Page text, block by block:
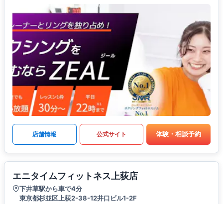
店舗情報 公式サイト 体験・相談予約
エニタイムフィットネス上荻店
下井草駅から車で4分
東京都杉並区上荻2-38-12井口ビル1-2F